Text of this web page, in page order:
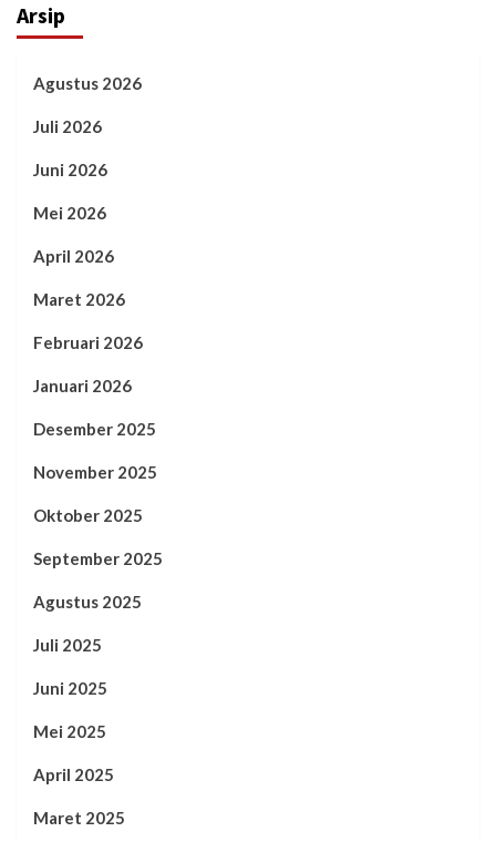
Arsip
Agustus 2026
Juli 2026
Juni 2026
Mei 2026
April 2026
Maret 2026
Februari 2026
Januari 2026
Desember 2025
November 2025
Oktober 2025
September 2025
Agustus 2025
Juli 2025
Juni 2025
Mei 2025
April 2025
Maret 2025